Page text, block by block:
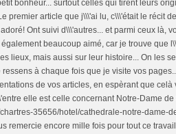
bonheur... surtout celles qui tirent leurs
premier article que j\\\'ai lu, c\\\'était le récit
Ont suivi d\\\'autres... et parmi ceux là,
beaucoup aimé, car je trouve que
lieux, mais aussi sur leur histoire... On les
à chaque fois que je visite vos
de vos articles, en espèrant que
elle est celle concernant Notre-Dame
chartres-35656/hotel/cathedrale-notre-dame-
remercie encore mille fois pour tout ce